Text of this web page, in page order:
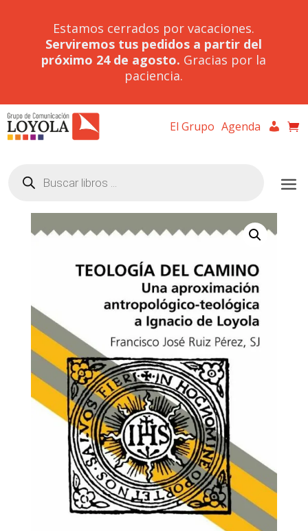
Estamos cerrados por vacaciones.
Serviremos tus pedidos a partir del
próximo 24 de agosto. Gracias por la
paciencia.
El Grupo Agenda
productos